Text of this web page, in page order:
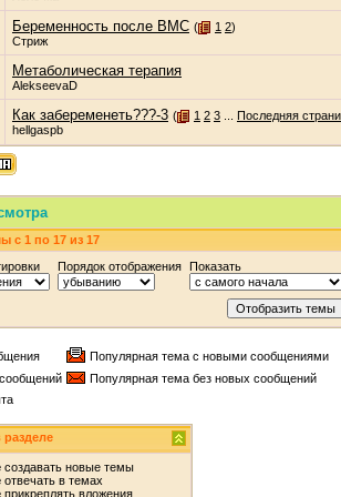
Беременность после ВМС ( 1 2)
Стриж
Метаболическая терапия
AlekseevaD
Как забеременеть???-3 ( 1 2 3... Последняя
hellgaspb
с 1 по 17 из 17
Порядок отображения Показать
Популярная тема с новыми сообщениями
Популярная тема без новых сообщений
создавать новые темы
отвечать в темах
прикреплять вложения